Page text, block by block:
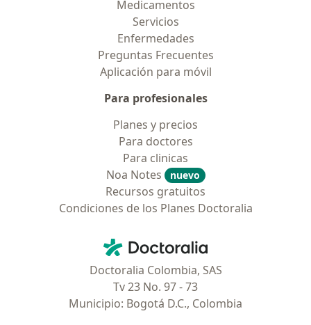
Medicamentos
Servicios
Enfermedades
Preguntas Frecuentes
Aplicación para móvil
Para profesionales
Planes y precios
Para doctores
Para clinicas
Noa Notes
nuevo
Recursos gratuitos
Condiciones de los Planes Doctoralia
Doctoralia - Página de inicio
Doctoralia Colombia, SAS
Tv 23 No. 97 - 73
Municipio: Bogotá D.C., Colombia